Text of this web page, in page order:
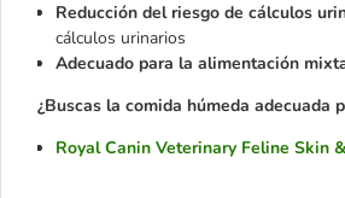
Reducción del riesgo de cálculos
cálculos urinarios
Adecuado para la alimentación
¿Buscas la comida húmeda adecuada
Royal Canin Veterinary Feline Skin